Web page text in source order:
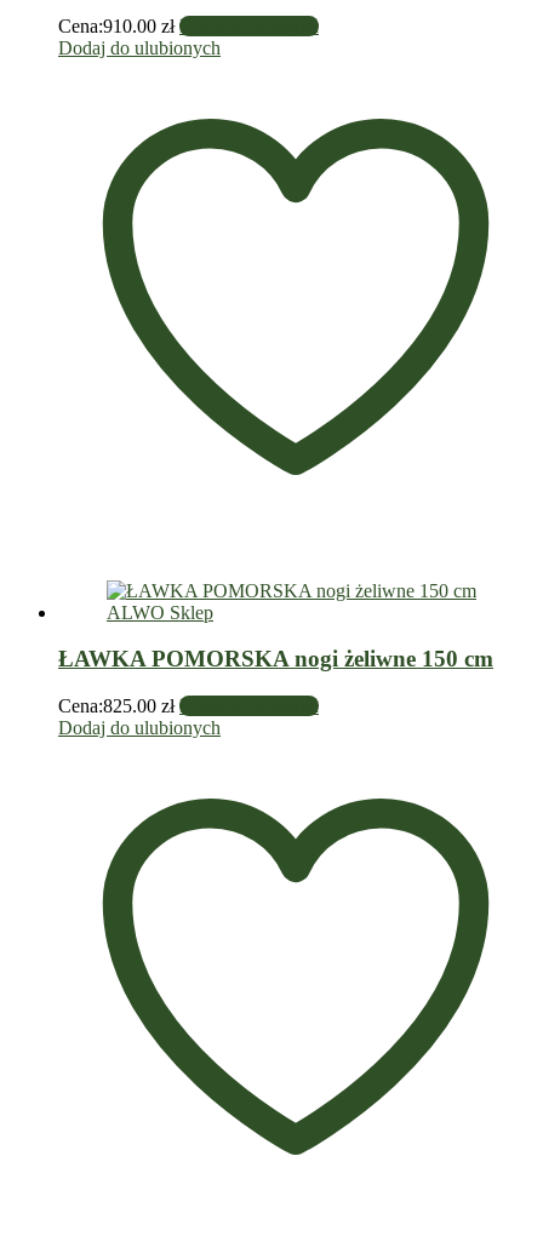
Cena:910.00 zł Dodaj do koszyka
Dodaj do ulubionych
ŁAWKA POMORSKA nogi żeliwne 150 cm
Cena:825.00 zł Dodaj do koszyka
Dodaj do ulubionych